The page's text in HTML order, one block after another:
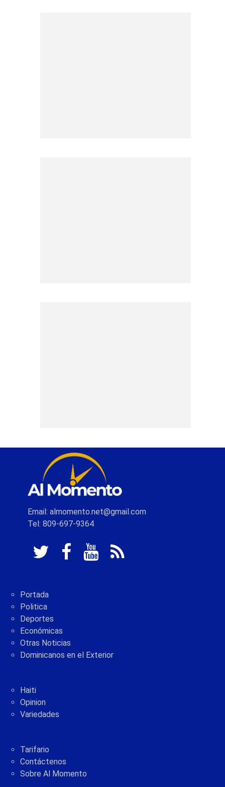
Email: almomento.net@gmail.com
Tel: 809-697-9364
Portada
Politica
Deportes
Económicas
Otras Noticias
Dominicanos en el Exterior
Haiti
Opinion
Variedades
Tarifario
Contáctenos
Sobre Al Momento